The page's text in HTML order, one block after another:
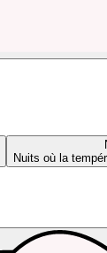
Nuits où la